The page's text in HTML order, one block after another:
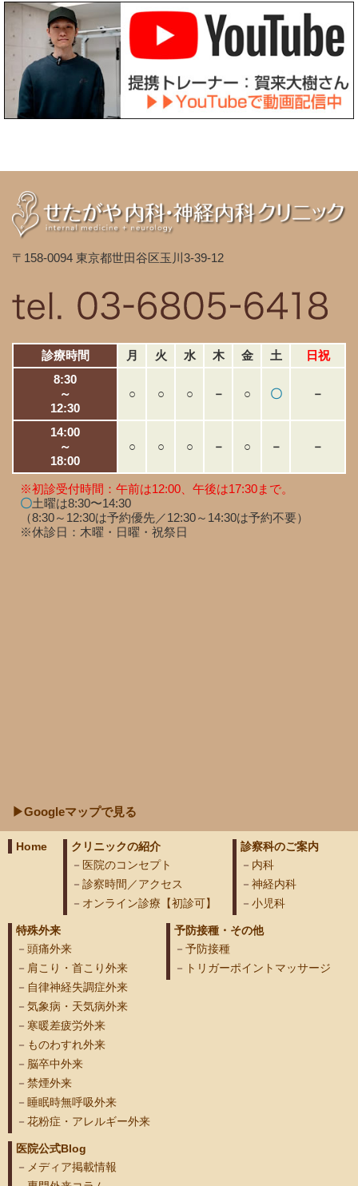
〒158-0094 東京都世田谷区玉川3-39-12
診療時間 月 火 水 木 金 土
日祝
8:30
～
12:30
○ ○ ○ － ○ 〇 －
14:00
～
18:00
○ ○ ○ － ○ － －
※初診受付時間：午前は12:00、午後は17:30まで。
〇土曜は8:30〜14:30
（8:30～12:30は予約優先／12:30～14:30は予約不要）
※休診日：木曜・日曜・祝祭日
▶Googleマップで見る
Home
クリニックの紹介
医院のコンセプト
診察時間／アクセス
オンライン診療【初診可】
診察科のご案内
内科
神経内科
小児科
特殊外来
頭痛外来
肩こり・首こり外来
自律神経失調症外来
気象病・天気病外来
寒暖差疲労外来
ものわすれ外来
脳卒中外来
禁煙外来
睡眠時無呼吸外来
花粉症・アレルギー外来
予防接種・その他
予防接種
トリガーポイントマッサージ
医院公式Blog
メディア掲載情報